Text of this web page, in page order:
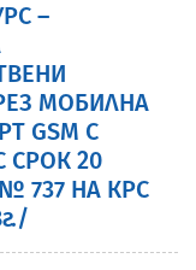
–
МОБИЛНА
GSM С
20
737 НА КРС